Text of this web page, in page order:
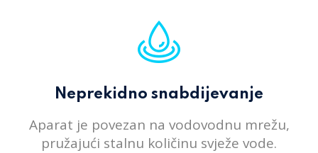
Neprekidno snabdijevanje
Aparat je povezan na vodovodnu mrežu,
pružajući stalnu količinu svježe vode.